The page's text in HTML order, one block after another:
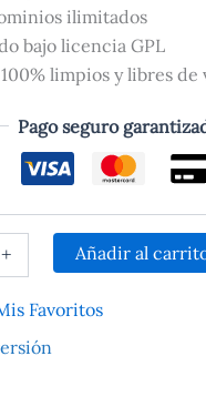
ilimitados
bajo licencia GPL
limpios y libres de
Pago seguro
+ Añadir al
Favoritos